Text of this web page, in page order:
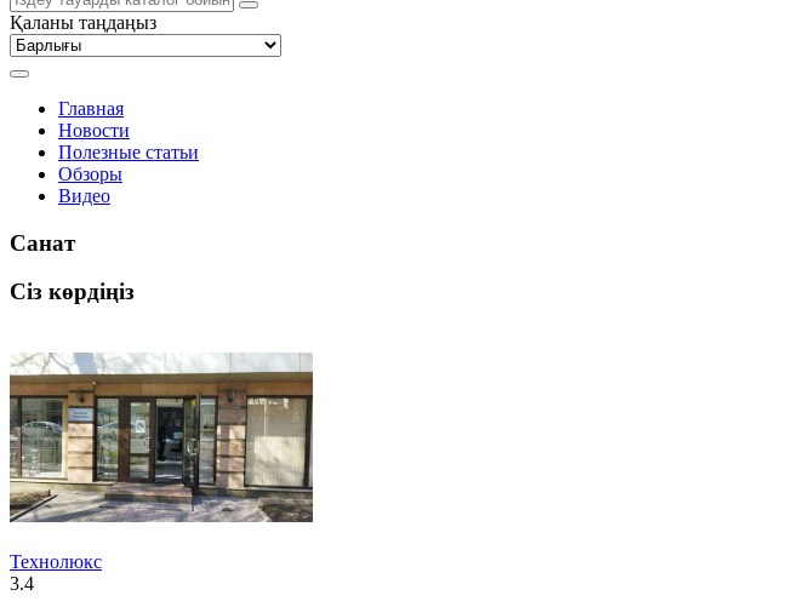
Қаланы таңдаңыз
Главная
Новости
Полезные статьи
Обзоры
Видео
Санат
Сіз көрдіңіз
Технолюкс
3.4